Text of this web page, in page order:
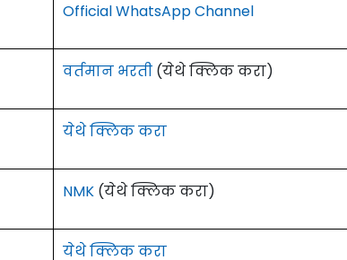
Official WhatsApp Channel
वर्तमान भरती (येथे क्लिक करा)
येथे क्लिक करा
NMK (येथे क्लिक करा)
येथे क्लिक करा